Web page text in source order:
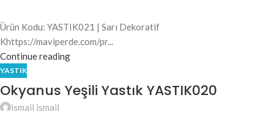
Ürün Kodu: YASTIK021 | Sarı Dekoratif
Khttps://maviperde.com/pr...
Continue reading
YASTIK
Okyanus Yeşili Yastık YASTIK020
ismail ismail